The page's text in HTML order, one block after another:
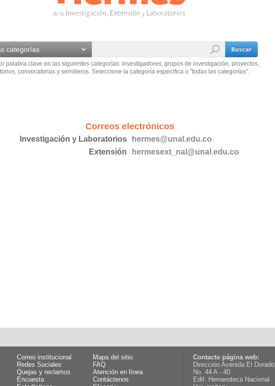
categorías
palabra clave en las siguientes categorías: investigadores, grupos de investigación, proyectos,
convocatorias y semilleros. Seleccione la categoría especifica o "todas las categorías".
Correos electrónicos
Investigación y Laboratorios
hermes@unal.edu.co
Extensión
hermesext_nal@unal.edu.co
Correo institucional
Mapa del sitio
Redes Sociales
FAQ
Quejas y reclamos
Atención en línea
Encuesta
Contáctenos
Contacto página web:
Dirección Avenida El Dorado
No. 44 A - 40
Edif. Hemeroteca Nacional